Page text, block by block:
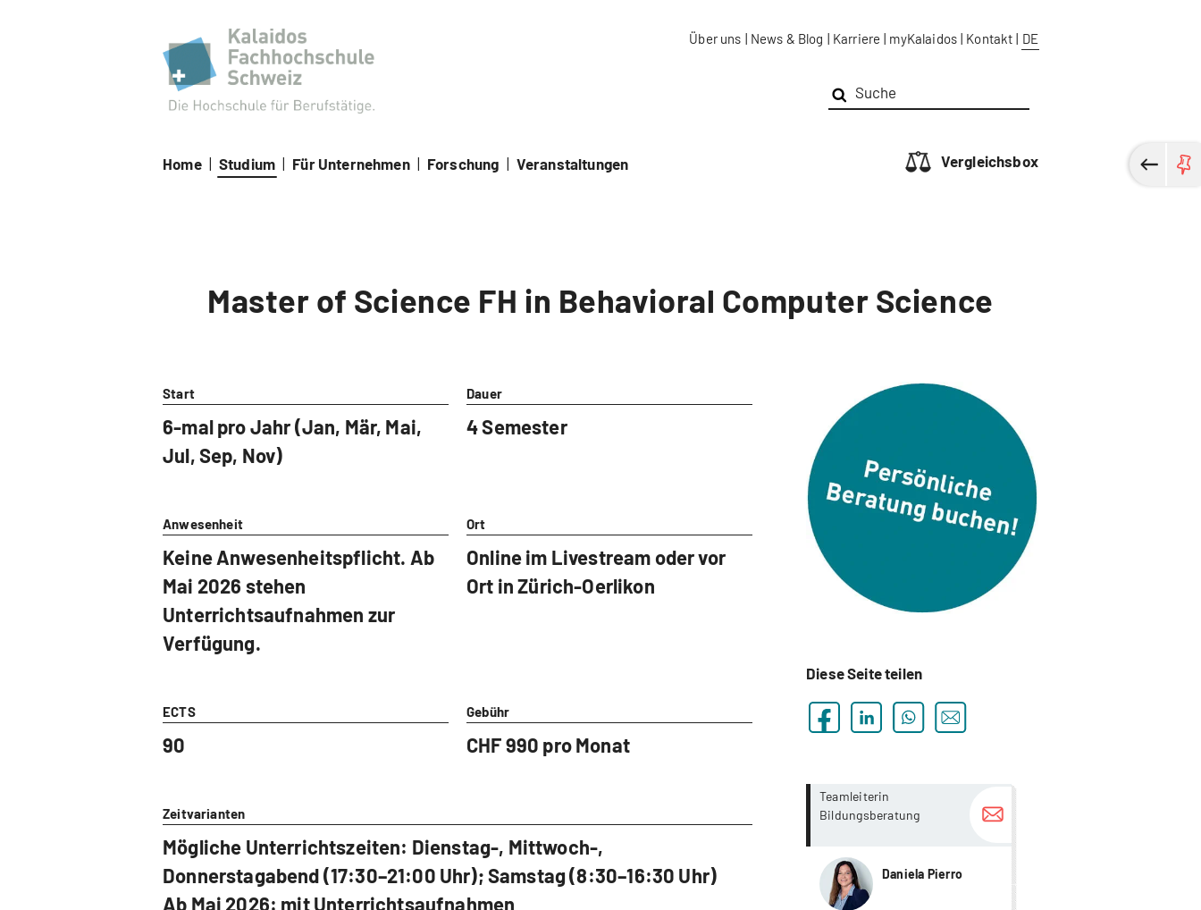
Über uns | News & Blog | Karriere | myKalaidos | Kontakt | DE
Home | Studium | Für Unternehmen | Forschung | Veranstaltungen Vergleichsbox
Master of Science FH in Behavioral Computer Science
Start
6-mal pro Jahr (Jan, Mär, Mai,
Jul, Sep, Nov)
Dauer
4 Semester
Anwesenheit
Keine Anwesenheitspflicht. Ab
Mai 2026 stehen
Unterrichtsaufnahmen zur
Verfügung.
Ort
Online im Livestream oder vor
Ort in Zürich-Oerlikon
ECTS
90
Gebühr
CHF 990 pro Monat
Zeitvarianten
Mögliche Unterrichtszeiten: Dienstag-, Mittwoch-,
Donnerstagabend (17:30–21:00 Uhr); Samstag (8:30–16:30 Uhr)
Ab Mai 2026: mit Unterrichtsaufnahmen
Diese Seite teilen
Teamleiterin
Bildungsberatung
Daniela Pierro
more...
more...